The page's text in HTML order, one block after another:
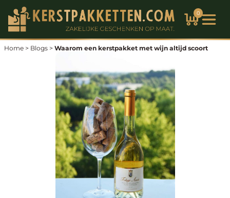
naar
de
0
Home > Blogs > Waarom een kerstpakket met wijn altijd scoort